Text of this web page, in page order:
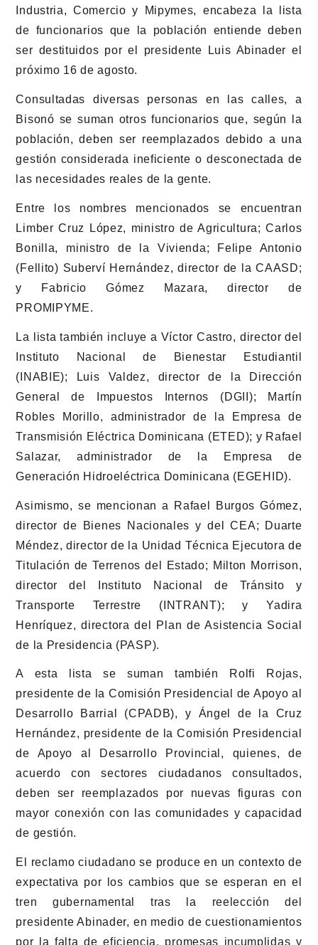
Industria, Comercio y Mipymes, encabeza la lista
de funcionarios que la población entiende deben
ser destituidos por el presidente Luis Abinader el
próximo 16 de agosto.
Consultadas diversas personas en las calles, a
Bisonó se suman otros funcionarios que, según la
población, deben ser reemplazados debido a una
gestión considerada ineficiente o desconectada de
las necesidades reales de la gente.
Entre los nombres mencionados se encuentran
Limber Cruz López, ministro de Agricultura; Carlos
Bonilla, ministro de la Vivienda; Felipe Antonio
(Fellito) Suberví Hernández, director de la CAASD;
y Fabricio Gómez Mazara, director de
PROMIPYME.
La lista también incluye a Víctor Castro, director del
Instituto Nacional de Bienestar Estudiantil
(INABIE); Luis Valdez, director de la Dirección
General de Impuestos Internos (DGII); Martín
Robles Morillo, administrador de la Empresa de
Transmisión Eléctrica Dominicana (ETED); y Rafael
Salazar, administrador de la Empresa de
Generación Hidroeléctrica Dominicana (EGEHID).
Asimismo, se mencionan a Rafael Burgos Gómez,
director de Bienes Nacionales y del CEA; Duarte
Méndez, director de la Unidad Técnica Ejecutora de
Titulación de Terrenos del Estado; Milton Morrison,
director del Instituto Nacional de Tránsito y
Transporte Terrestre (INTRANT); y Yadira
Henríquez, directora del Plan de Asistencia Social
de la Presidencia (PASP).
A esta lista se suman también Rolfi Rojas,
presidente de la Comisión Presidencial de Apoyo al
Desarrollo Barrial (CPADB), y Ángel de la Cruz
Hernández, presidente de la Comisión Presidencial
de Apoyo al Desarrollo Provincial, quienes, de
acuerdo con sectores ciudadanos consultados,
deben ser reemplazados por nuevas figuras con
mayor conexión con las comunidades y capacidad
de gestión.
El reclamo ciudadano se produce en un contexto de
expectativa por los cambios que se esperan en el
tren gubernamental tras la reelección del
presidente Abinader, en medio de cuestionamientos
por la falta de eficiencia, promesas incumplidas y